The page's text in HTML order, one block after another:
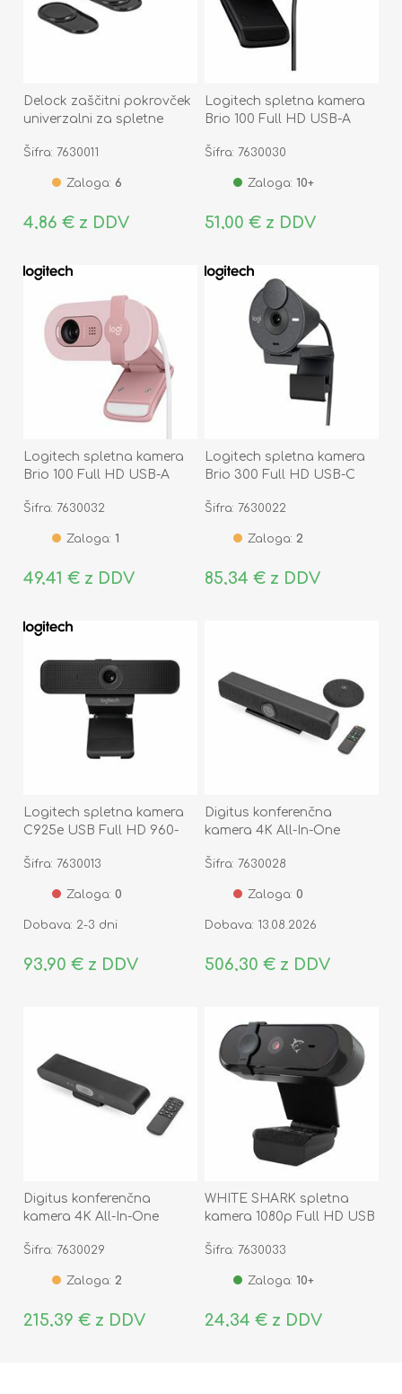
Delock zaščitni pokrovček
univerzalni za spletne
Šifra: 7630011
Zaloga: 6
4,86 € z DDV
Logitech spletna kamera
Brio 100 Full HD USB-A
Šifra: 7630030
Zaloga: 10+
51,00 € z DDV
Logitech spletna kamera
Brio 100 Full HD USB-A
Šifra: 7630032
Zaloga: 1
49,41 € z DDV
Logitech spletna kamera
Brio 300 Full HD USB-C
Šifra: 7630022
Zaloga: 2
85,34 € z DDV
Logitech spletna kamera
C925e USB Full HD 960-
Šifra: 7630013
Zaloga: 0
Dobava: 2-3 dni
93,90 € z DDV
Digitus konferenčna
kamera 4K All-In-One
Šifra: 7630028
Zaloga: 0
Dobava: 13.08.2026
506,30 € z DDV
Digitus konferenčna
kamera 4K All-In-One
Šifra: 7630029
Zaloga: 2
215,39 € z DDV
WHITE SHARK spletna
kamera 1080p Full HD USB
Šifra: 7630033
Zaloga: 10+
24,34 € z DDV